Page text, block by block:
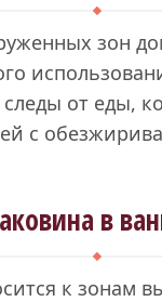
зон
от еды,
с
в
к зонам